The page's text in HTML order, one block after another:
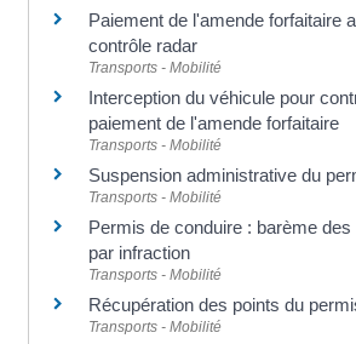
Paiement de l'amende forfaitaire
contrôle radar
Transports - Mobilité
Interception du véhicule pour
paiement de l'amende forfaitaire
Transports - Mobilité
Suspension administrative du
Transports - Mobilité
Permis de conduire : barème des
par infraction
Transports - Mobilité
Récupération des points du
Transports - Mobilité